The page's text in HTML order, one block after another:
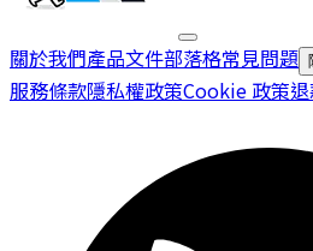
關於我們產品文件部落格常見問題
服務條款隱私權政策Cookie 政策